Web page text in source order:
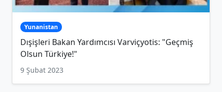
Yunanistan
Dışişleri Bakan Yardımcısı Varviçyotis: "Geçmiş
Olsun Türkiye!"
9 Şubat 2023